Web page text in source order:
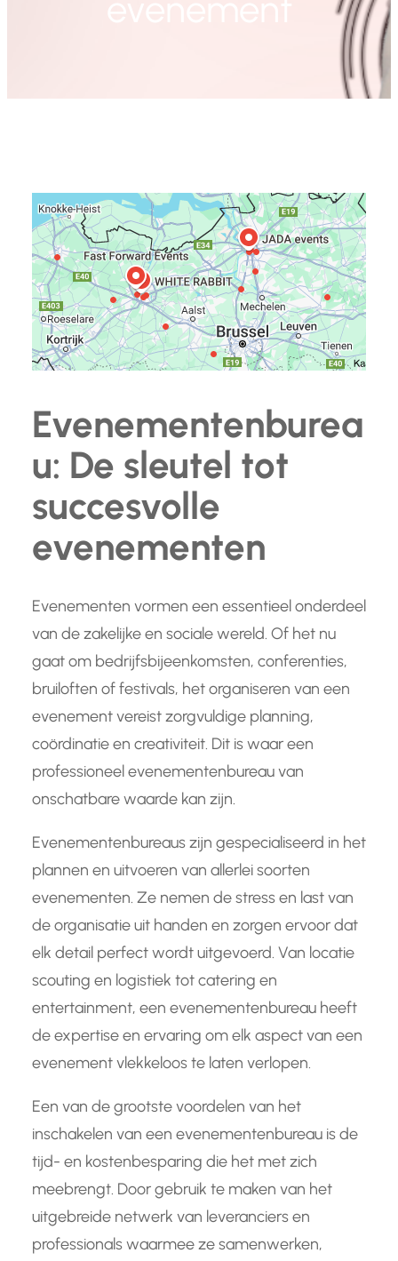
Evenementenburea
u: De sleutel tot
succesvolle
evenementen
Evenementen vormen een essentieel onderdeel
van de zakelijke en sociale wereld. Of het nu
gaat om bedrijfsbijeenkomsten, conferenties,
bruiloften of festivals, het organiseren van een
evenement vereist zorgvuldige planning,
coördinatie en creativiteit. Dit is waar een
professioneel evenementenbureau van
onschatbare waarde kan zijn.
Evenementenbureaus zijn gespecialiseerd in het
plannen en uitvoeren van allerlei soorten
evenementen. Ze nemen de stress en last van
de organisatie uit handen en zorgen ervoor dat
elk detail perfect wordt uitgevoerd. Van locatie
scouting en logistiek tot catering en
entertainment, een evenementenbureau heeft
de expertise en ervaring om elk aspect van een
evenement vlekkeloos te laten verlopen.
Een van de grootste voordelen van het
inschakelen van een evenementenbureau is de
tijd- en kostenbesparing die het met zich
meebrengt. Door gebruik te maken van het
uitgebreide netwerk van leveranciers en
professionals waarmee ze samenwerken,